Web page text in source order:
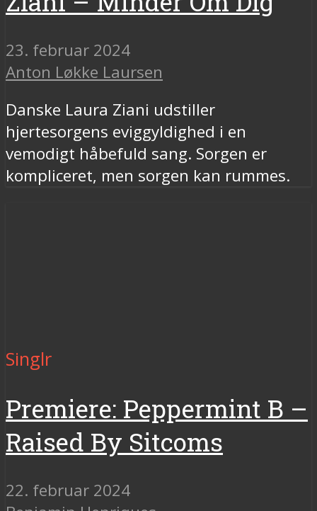
23. februar 2024
Anton Løkke Laursen
Danske Laura Ziani udstiller
hjertesorgens eviggyldighed i en
vemodigt håbefuld sang. Sorgen er
kompliceret, men sorgen kan rummes.
Singlr
Premiere: Peppermint B –
Raised By Sitcoms
22. februar 2024